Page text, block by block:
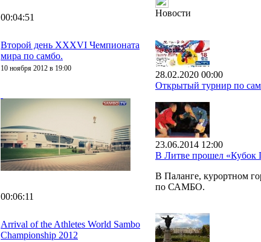
00:04:51
Второй день XXXVI Чемпионата
мира по самбо.
10 ноября 2012 в 19:00
00:06:11
Arrival of the Athletes World Sambo
Championship 2012
Новости
28.02.2020 00:00
Открытый турнир по
23.06.2014 12:00
В Литве прошел
В Паланге, курортном
по САМБО.